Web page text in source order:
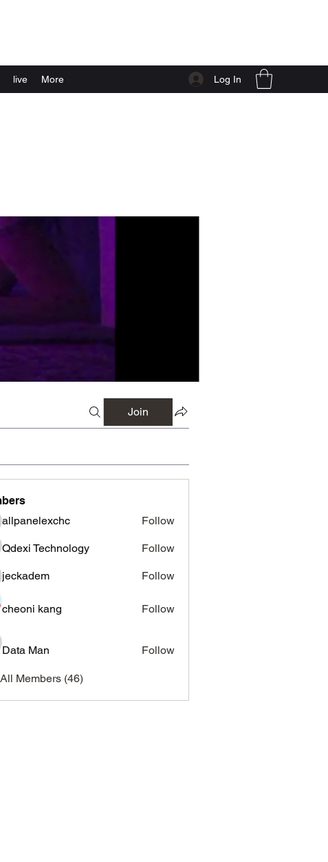
live More Log In
Join
allpanelexchc Follow
Qdexi Technology Follow
jeckadem Follow
cheoni kang Follow
Data Man Follow
Members (46)